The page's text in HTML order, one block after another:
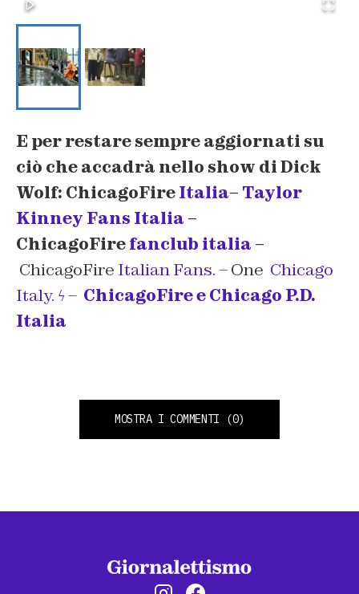
E per restare sempre aggiornati su
ciò che accadrà nello show di Dick
Wolf: ChicagoFireItalia– Taylor
Kinney Fans Italia –
ChicagoFirefanclub italia –
ChicagoFire Italian Fans.– One Chicago
Italy. ϟ– ChicagoFire e Chicago P.D.
Italia
MOSTRA I COMMENTI (0)